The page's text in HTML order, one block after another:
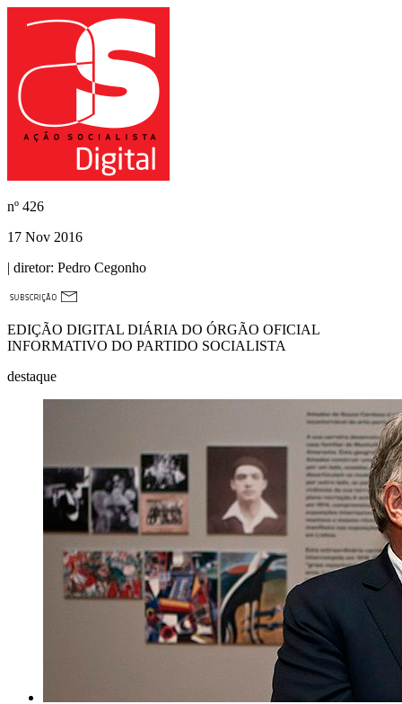
nº 426
17 Nov 2016
| diretor: Pedro Cegonho
EDIÇÃO DIGITAL DIÁRIA DO ÓRGÃO OFICIAL
INFORMATIVO DO PARTIDO SOCIALISTA
destaque